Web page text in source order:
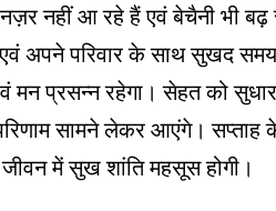
नहीं आ रहे हैं एवं बेचैनी भी बढ़
एवं अपने परिवार के साथ सुखद
मन प्रसन्न रहेगा। सेहत को
सामने लेकर आएंगे। सप्ताह
में सुख शांति महसूस होगी।